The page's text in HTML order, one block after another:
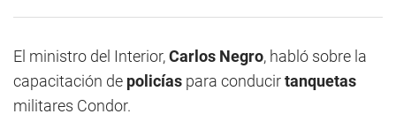
El ministro del Interior,Carlos Negro, habló sobre la
capacitación de policías para conducirtanquetas
militares Condor.